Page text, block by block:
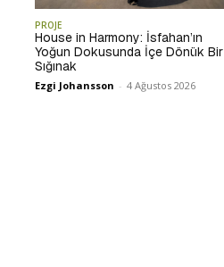
PROJE
House in Harmony: İsfahan’ın
Yoğun Dokusunda İçe Dönük Bir
Sığınak
Ezgi Johansson - 4 Ağustos 2026